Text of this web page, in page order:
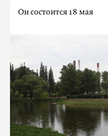
Он состоится 18 мая